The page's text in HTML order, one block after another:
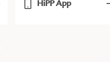
HiPP App